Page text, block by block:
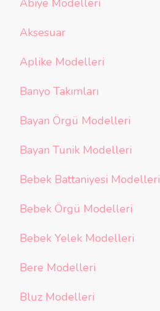
Aksesuar
Aplike Modelleri
Banyo Takımları
Bayan Örgü Modelleri
Bayan Tunik Modelleri
Bebek Battaniyesi Modelleri
Bebek Örgü Modelleri
Bebek Yelek Modelleri
Bere Modelleri
Bluz Modelleri